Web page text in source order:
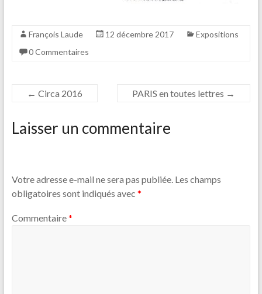
François Laude 12 décembre 2017
Expositions
0 Commentaires
← Circa 2016 PARIS en toutes lettres →
Laisser un commentaire
Votre adresse e-mail ne sera pas publiée. Les champs
obligatoires sont indiqués avec *
Commentaire*